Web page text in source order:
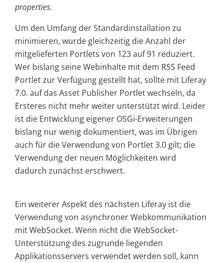
properties.
Um den Umfang der Standardinstallation zu
minimieren, wurde gleichzeitig die Anzahl der
mitgelieferten Portlets von 123 auf 91 reduziert.
Wer bislang seine Webinhalte mit dem RSS Feed
Portlet zur Verfügung gestellt hat, sollte mit Liferay
7.0. auf das Asset Publisher Portlet wechseln, da
Ersteres nicht mehr weiter unterstützt wird. Leider
ist die Entwicklung eigener OSGi-Erweiterungen
bislang nur wenig dokumentiert, was im Übrigen
auch für die Verwendung von Portlet 3.0 gilt; die
Verwendung der neuen Möglichkeiten wird
dadurch zunächst erschwert.
Ein weiterer Aspekt des nächsten Liferay ist die
Verwendung von asynchroner Webkommunikation
mit WebSocket. Wenn nicht die WebSocket-
Unterstützung des zugrunde liegenden
Applikationsservers verwendet werden soll, kann